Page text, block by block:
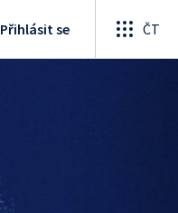
Přihlásit se ČT